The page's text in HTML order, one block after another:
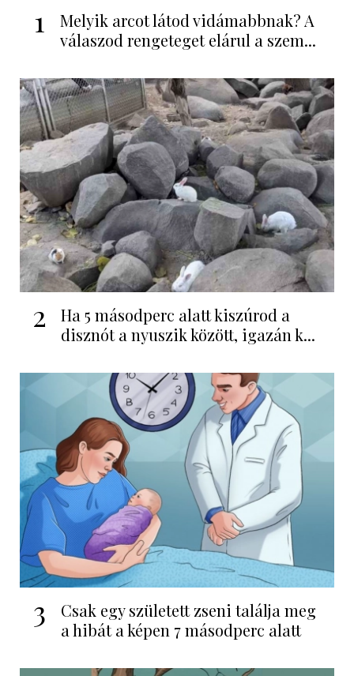
1
Melyik arcot látod vidámabbnak? A
válaszod rengeteget elárul a szem...
2
Ha 5 másodperc alatt kiszúrod a
disznót a nyuszik között, igazán k...
3
Csak egy született zseni találja meg
a hibát a képen 7 másodperc alatt